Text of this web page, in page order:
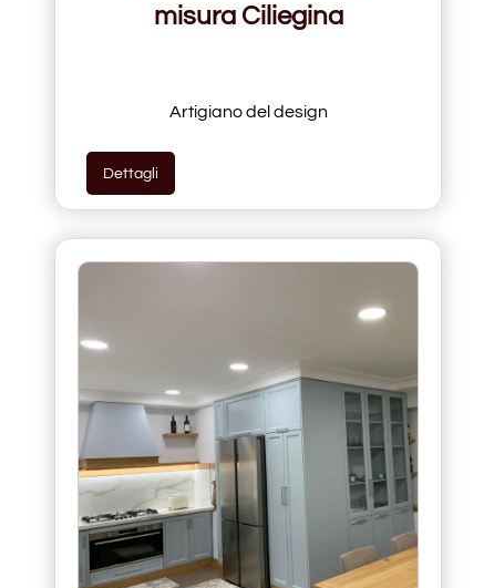
misura Ciliegina
Artigiano del design
Dettagli